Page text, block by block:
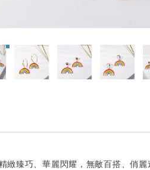
緻臻巧、華麗閃耀，無敵百搭、俏麗